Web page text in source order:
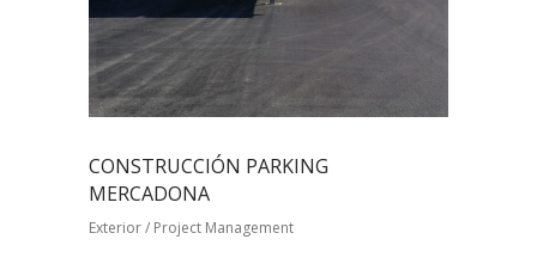
CONSTRUCCIÓN PARKING
MERCADONA
Exterior / Project Management